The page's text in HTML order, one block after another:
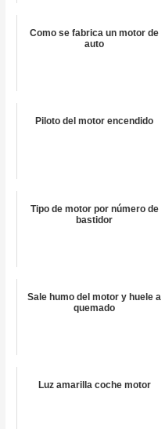
Como se fabrica un motor de
auto
Piloto del motor encendido
Tipo de motor por número de
bastidor
Sale humo del motor y huele a
quemado
Luz amarilla coche motor